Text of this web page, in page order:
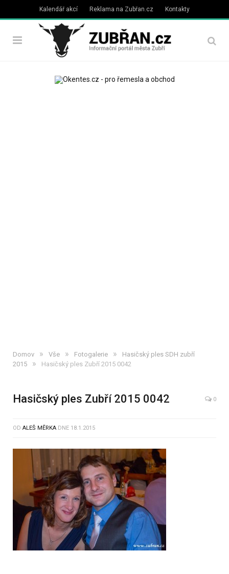
Kalendář akcí Reklama na Zubřan.cz Kontakty
Domov » Vše » Fotogalerie »
Hasičský ples SDH zubří
2015
» Hasičský ples Zubří 2015 0042
Hasičský ples Zubří 2015 0042 0
OD ALEŠ MĚRKA DNE 18.1.2015